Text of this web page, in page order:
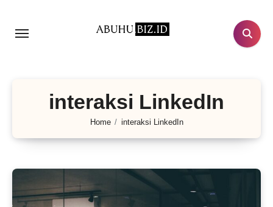
interaksi LinkedIn
Home interaksi LinkedIn